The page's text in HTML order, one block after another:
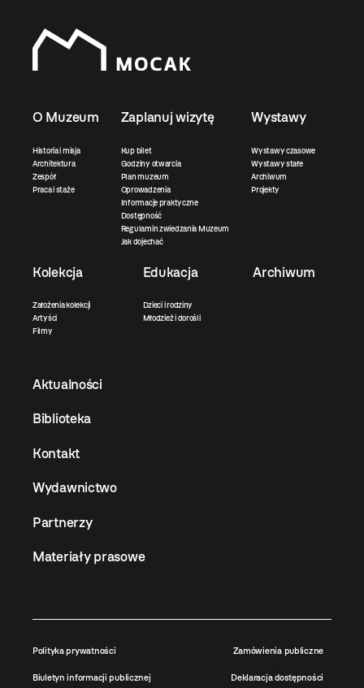
O Muzeum
Historia i misja
Architektura
Zespół
Praca i staże
Zaplanuj wizytę
Kup bilet
Godziny otwarcia
Plan muzeum
Oprowadzenia
Informacje praktyczne
Dostępność
Regulamin zwiedzania Muzeum
Jak dojechać
Wystawy
Wystawy czasowe
Wystawy stałe
Archiwum
Projekty
Kolekcja
Założenia kolekcji
Artyści
Filmy
Edukacja
Dzieci i rodziny
Młodzież i dorośli
Archiwum
Aktualności
Biblioteka
Kontakt
Wydawnictwo
Partnerzy
Materiały prasowe
Polityka prywatności Zamówienia publiczne
Biuletyn informacji publicznej Deklaracja dostępności